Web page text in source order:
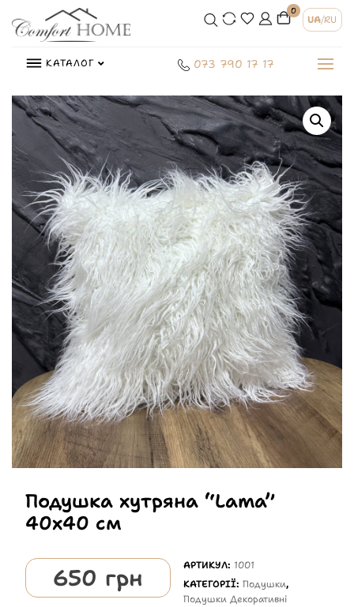
0
UA/RU
КАТАЛОГ 073 790 17 17
Подушка хутряна “Lama”
40х40 см
650 грн АРТИКУЛ: 1001
КАТЕГОРІЇ:Подушки,
Подушки Декоративні